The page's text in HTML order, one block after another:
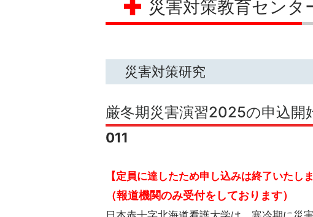
災害対策教育センタ
災害対策研究
厳冬期災害演習2025の申込開
011
【定員に達したため申し込みは終了いたし
（報道機関のみ受付をしております）